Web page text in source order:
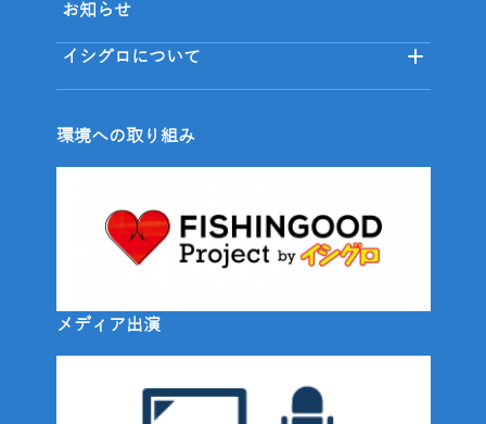
お知らせ
イシグロについて
環境への取り組み
メディア出演